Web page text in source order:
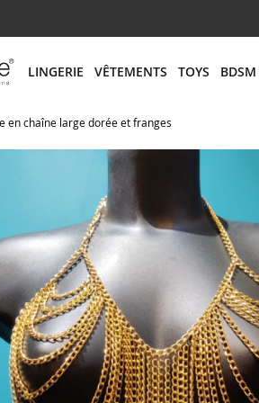
LINGERIE VÊTEMENTS TOYS BDSM
# ENTREZ AU MOINS 3 CARACTÈRES POUR LANCER
en chaîne large dorée et franges